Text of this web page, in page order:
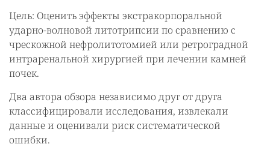
Цель: Оценить эффекты экстракорпоральной
ударно-волновой литотрипсии по сравнению с
чрескожной нефролитотомией или ретроградной
интраренальной хирургией при лечении камней
почек.
Два автора обзора независимо друг от друга
классифицировали исследования, извлекали
данные и оценивали риск систематической
ошибки.